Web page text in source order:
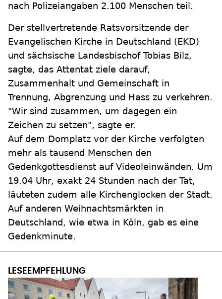
nach Polizeiangaben 2.100 Menschen teil.
Der stellvertretende Ratsvorsitzende der
Evangelischen Kirche in Deutschland (EKD)
und sächsische Landesbischof Tobias Bilz,
sagte, das Attentat ziele darauf,
Zusammenhalt und Gemeinschaft in
Trennung, Abgrenzung und Hass zu verkehren.
"Wir sind zusammen, um dagegen ein
Zeichen zu setzen", sagte er.
Auf dem Domplatz vor der Kirche verfolgten
mehr als tausend Menschen den
Gedenkgottesdienst auf Videoleinwänden. Um
19.04 Uhr, exakt 24 Stunden nach der Tat,
läuteten zudem alle Kirchenglocken der Stadt.
Auf anderen Weihnachtsmärkten in
Deutschland, wie etwa in Köln, gab es eine
Gedenkminute.